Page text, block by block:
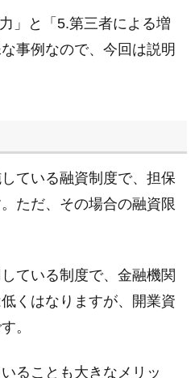
」と「5.第三者による増
事例なので、今回は説明
ている融資制度で、担保
ただ、その場合の融資限
ている制度で、金融機関
くはなりますが、開業資
。
ることも大きなメリッ